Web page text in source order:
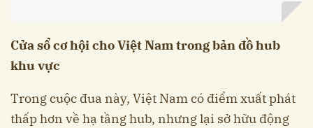
Cửa sổ cơ hội cho Việt Nam trong bản đồ hub
khu vực
Trong cuộc đua này, Việt Nam có điểm xuất phát
thấp hơn về hạ tầng hub, nhưng lại sở hữu động